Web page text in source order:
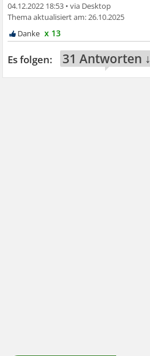
04.12.2022 18:53 •
26.10.2025
x 13
31 Antworten ↓